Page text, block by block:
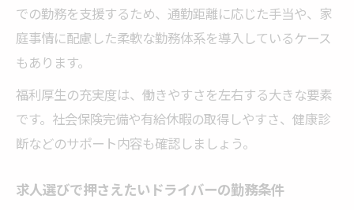
での勤務を支援するため、通勤距離に応じた手当や、家
庭事情に配慮した柔軟な勤務体系を導入しているケース
もあります。
福利厚生の充実度は、働きやすさを左右する大きな要素
です。社会保険完備や有給休暇の取得しやすさ、健康診
断などのサポート内容も確認しましょう。
求人選びで押さえたいドライバーの勤務条件